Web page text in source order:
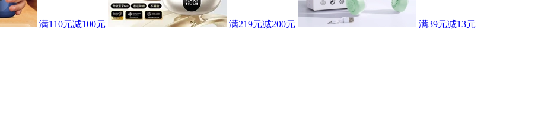
满110元减100元 满219元减200元 满39元减13元